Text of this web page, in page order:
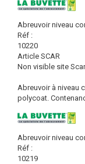
Abreuvoir niveau
Réf :
10220
Article SCAR
Non visible site Scar
Abreuvoir à niveau
polycoat.
Abreuvoir niveau
Réf :
10219